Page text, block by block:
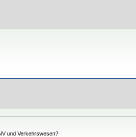
und Verkehrswesen?